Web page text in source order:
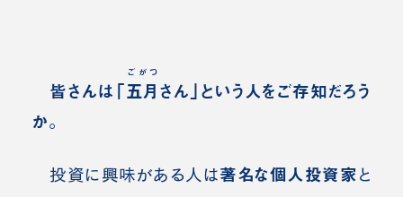
皆さんは「五月
ごがつ
さん」という人をご存知だろう
か。
投資に興味がある人は著名な個人投資家 と